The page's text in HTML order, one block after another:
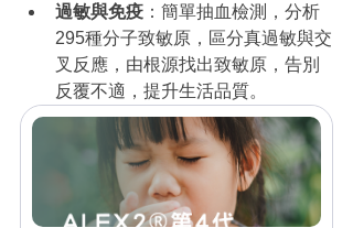
過敏與免疫 ：簡單抽血檢測，分析
295種分子致敏原，區分真過敏與交
叉反應，由根源找出致敏原，告別
反覆不適，提升生活品質。